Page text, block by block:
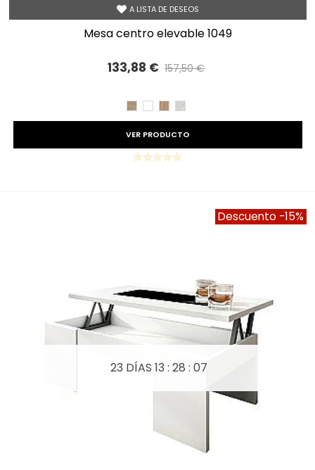
A LISTA DE DESEOS
mesa centro elevable 1049
133,88 € 157,50 €
CAMBRIAN
BLANCO
ROBLE
VER PRODUCTO
Descuento -15%
23 DÍAS 13 : 28 : 05